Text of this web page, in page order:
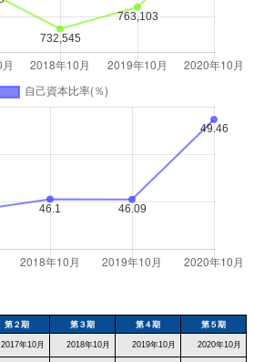
第２期 第３期 第４期 第５期
2017年10月 2018年10月 2019年10月 2020年10月